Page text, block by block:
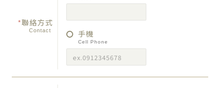
*聯絡方式
Contact 手機
Cell Phone